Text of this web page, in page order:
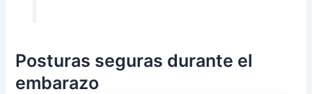
Posturas seguras durante el
embarazo